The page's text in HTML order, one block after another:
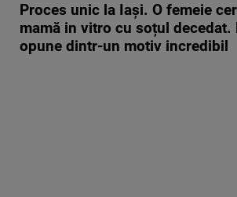
Proces unic la Iași. O femeie
mamă in vitro cu soțul decedat.
opune dintr-un motiv incredibil